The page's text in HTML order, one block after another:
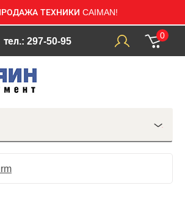
ТЕХНИКИ CAIMAN!
тел.: 297-50-95
0